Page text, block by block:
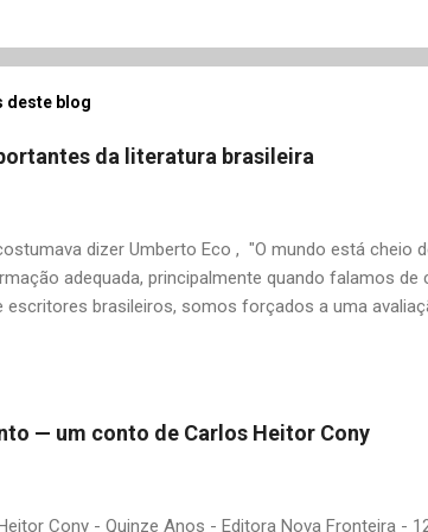
deste blog
da literatura brasileira
dizer Umberto Eco , "O mundo está cheio
adequada, principalmente quando falamos de
escritores brasileiros, somos forçados a uma
É surpreendente como uma segunda visita a
nós? A limitação de apenas 20 indicações me
Álvares de Azevedo, Antônio Calado, Augusto dos
de Andrade, Castro Alves, Cecília Meireles, Dias
— um conto de Carlos Heitor Cony
Cony - Quinze Anos - Editora Nova Fronteira -